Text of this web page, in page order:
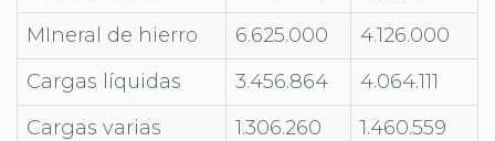
MIneral de hierro
6.625.000
4.126.000
Cargas líquidas
3.456.864
4.064.111
Cargas varias
1.306.260
1.460.559